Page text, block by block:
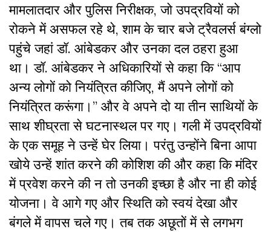
मामलातदार और पुलिस निरीक्षक, जो उपद्रवियों को
रोकने में असफल रहे थे, शाम के चार बजे ट्रैवलर्स बंग्लो
पहुंचे जहां डॉ. आंबेडकर और उनका दल ठहरा हुआ
था। डॉ. आंबेडकर ने अधिकारियों से कहा कि “आप
अन्य लोगों को नियंत्रित कीजिए, मैं अपने लोगों को
नियंत्रित करूंगा।” और वे अपने दो या तीन साथियों के
साथ शीघ्रता से घटनास्थल पर गए। गली में उपद्रवियों
के एक समूह ने उन्हें घेर लिया। परंतु उन्होंने बिना आपा
खोये उन्हें शांत करने की कोशिश की और कहा कि मंदिर
में प्रवेश करने की न तो उनकी इच्छा है और ना ही कोई
योजना। वे आगे गए और स्थिति को स्वयं देखा और
बंगले में वापस चले गए। तब तक अछूतों में से लगभग